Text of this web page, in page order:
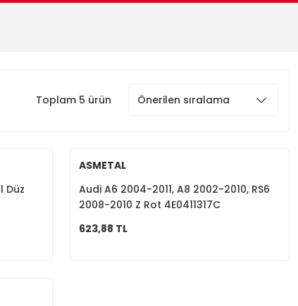
Toplam 5 ürün
Düz
ASMETAL
Audi A6 2004-2011, A8 2002-2010, RS6
2008-2010 Z Rot 4E0411317C
623,88 TL